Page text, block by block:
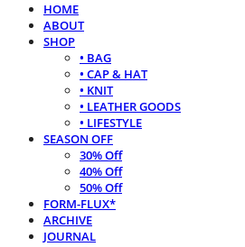
HOME
ABOUT
SHOP
• BAG
• CAP & HAT
• KNIT
• LEATHER GOODS
• LIFESTYLE
SEASON OFF
30% Off
40% Off
50% Off
FORM-FLUX*
ARCHIVE
JOURNAL